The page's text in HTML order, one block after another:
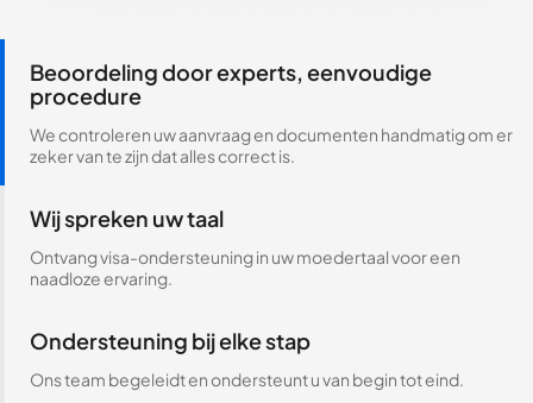
Beoordeling door experts, eenvoudige
procedure
We controleren uw aanvraag en documenten handmatig om er
zeker van te zijn dat alles correct is.
Wij spreken uw taal
Ontvang visa-ondersteuning in uw moedertaal voor een
naadloze ervaring.
Ondersteuning bij elke stap
Ons team begeleidt en ondersteunt u van begin tot eind.